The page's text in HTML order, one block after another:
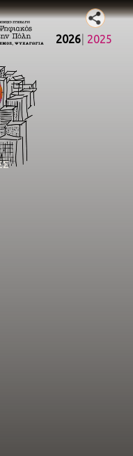
2026 2025